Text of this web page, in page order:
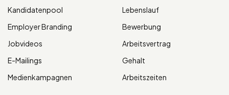
Kandidatenpool
Employer Branding
Jobvideos
E-Mailings
Medienkampagnen
Lebenslauf
Bewerbung
Arbeitsvertrag
Gehalt
Arbeitszeiten